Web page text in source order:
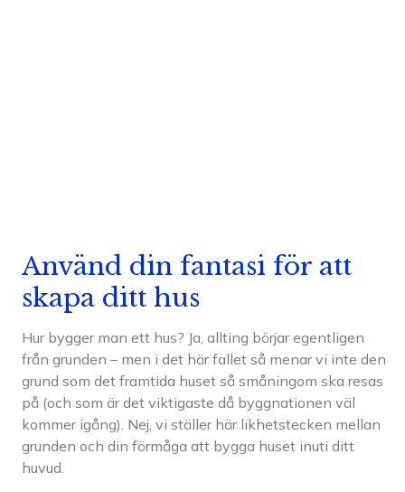
Använd din fantasi för att
skapa ditt hus
Hur bygger man ett hus? Ja, allting börjar egentligen
från grunden – men i det här fallet så menar vi inte den
grund som det framtida huset så småningom ska resas
på (och som är det viktigaste då byggnationen väl
kommer igång). Nej, vi ställer här likhetstecken mellan
grunden och din förmåga att bygga huset inuti ditt
huvud.